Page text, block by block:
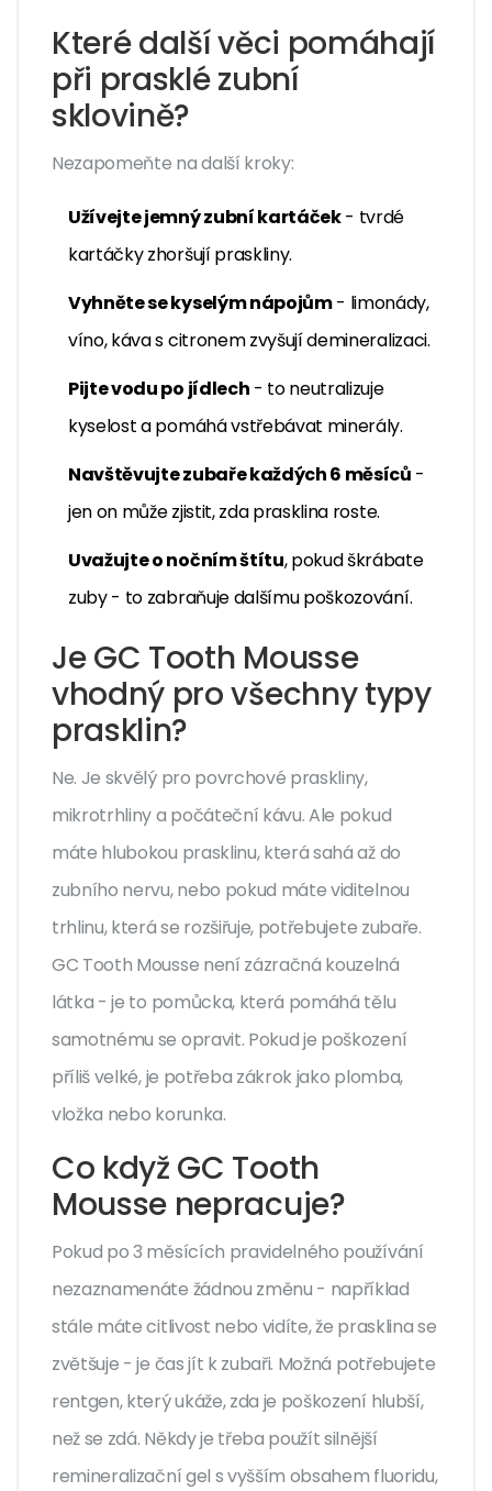
Které další věci pomáhají
při prasklé zubní
sklovině?
Nezapomeňte na další kroky:
Užívejte jemný zubní kartáček- tvrdé
kartáčky zhoršují praskliny.
Vyhněte se kyselým nápojům- limonády,
víno, káva s citronem zvyšují demineralizaci.
Pijte vodu po jídlech - to neutralizuje
kyselost a pomáhá vstřebávat minerály.
Navštěvujte zubaře každých 6 měsíců -
jen on může zjistit, zda prasklina roste.
Uvažujte o nočním štítu, pokud škrábate
zuby - to zabraňuje dalšímu poškozování.
Je GC Tooth Mousse
vhodný pro všechny typy
prasklin?
Ne. Je skvělý pro povrchové praskliny,
mikrotrhliny a počáteční kávu. Ale pokud
máte hlubokou prasklinu, která sahá až do
zubního nervu, nebo pokud máte viditelnou
trhlinu, která se rozšiřuje, potřebujete zubaře.
GC Tooth Mousse není zázračná kouzelná
látka - je to pomůcka, která pomáhá tělu
samotnému se opravit. Pokud je poškození
příliš velké, je potřeba zákrok jako plomba,
vložka nebo korunka.
Co když GC Tooth
Mousse nepracuje?
Pokud po 3 měsících pravidelného používání
nezaznamenáte žádnou změnu - například
stále máte citlivost nebo vidíte, že prasklina se
zvětšuje - je čas jít k zubaři. Možná potřebujete
rentgen, který ukáže, zda je poškození hlubší,
než se zdá. Někdy je třeba použít silnější
remineralizační gel s vyšším obsahem fluoridu,